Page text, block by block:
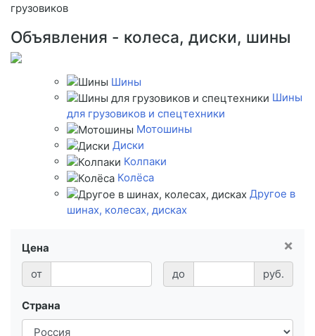
грузовиков
Объявления - колеса, диски, шины
Шины
Шины
для грузовиков и спецтехники
Мотошины
Диски
Колпаки
Колёса
Другое в
шинах, колесах, дисках
×
Цена
от
до руб.
Страна